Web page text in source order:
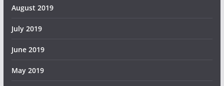
August 2019
July 2019
June 2019
May 2019